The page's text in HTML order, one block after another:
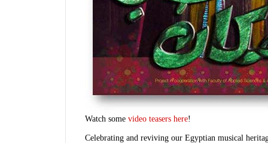
Watch some video teasers here!
Celebrating and reviving our Egyptian musical